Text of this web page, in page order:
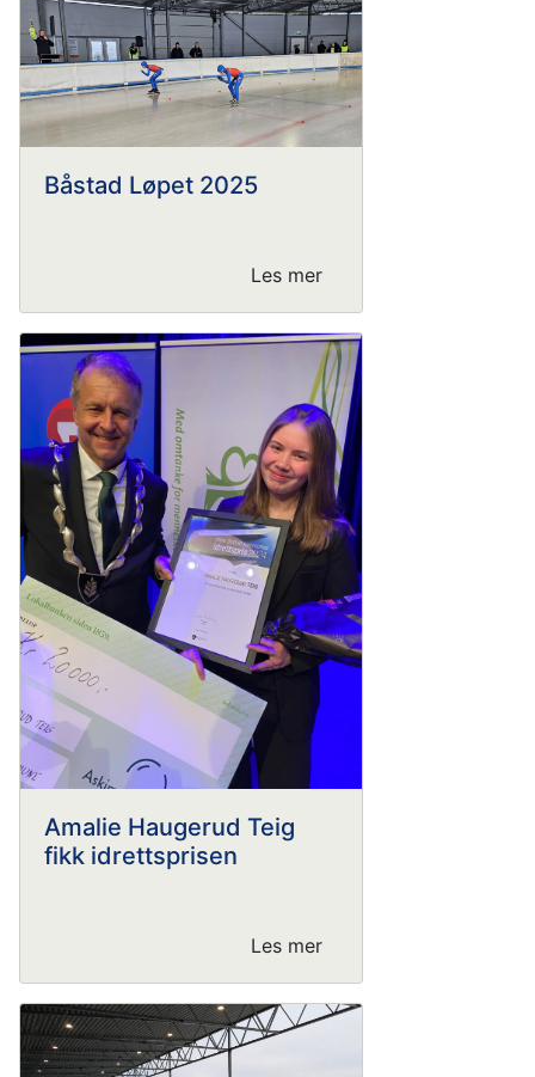
Båstad Løpet 2025
Les mer
Amalie Haugerud Teig
fikk idrettsprisen
Les mer